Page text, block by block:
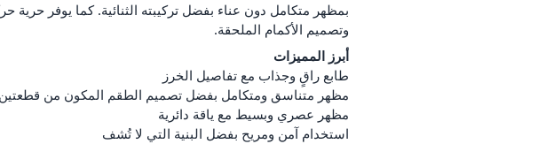
بمظهر متكامل دون عناء بفضل تركيبته الثنائية. كما يوفر حرية
وتصميم الأكمام الملحقة.
أبرز المميزات
طابع راقٍ وجذاب مع تفاصيل الخرز
مظهر متناسق ومتكامل بفضل تصميم الطقم المكون من قطعتين
مظهر عصري وبسيط مع ياقة دائرية
استخدام آمن ومريح بفضل البنية التي لا تُشف